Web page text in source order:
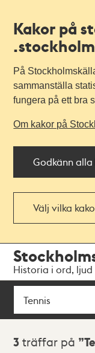
Kakor på
På
sammanställa
fungera på ett bra
Om kakor på
Godkänn alla
Välj vilka
navigationen
huvudinnehållet
Historia i ord, ljud
Sök
Sökresultat
3 träffar på